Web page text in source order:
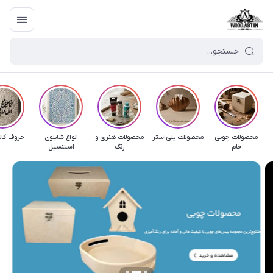
محصولات چوبی
خام
محصولات پلی‌استر
محصولات هنری و
رنگ
انواع شابلون
استنسیل
حروف